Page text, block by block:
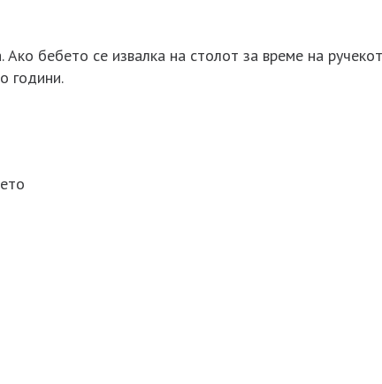
бебето се извалка на столот за време на
години.